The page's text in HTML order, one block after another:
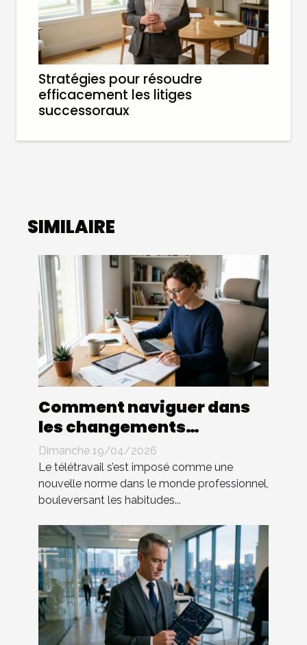
Stratégies pour résoudre
efficacement les litiges
successoraux
SIMILAIRE
Comment naviguer dans
les changements
législatifs du télétravail ?
Dimanche 19/04/2026
Le télétravail s’est imposé comme une
nouvelle norme dans le monde professionnel,
bouleversant les habitudes...